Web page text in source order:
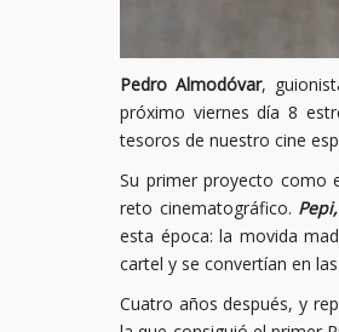
Pedro Almodóvar,
próximo viernes día 8
tesoros de nuestro cine
Su primer proyecto como
reto cinematográfico.
esta época: la movida
cartel y se convertían en
Cuatro años después, y